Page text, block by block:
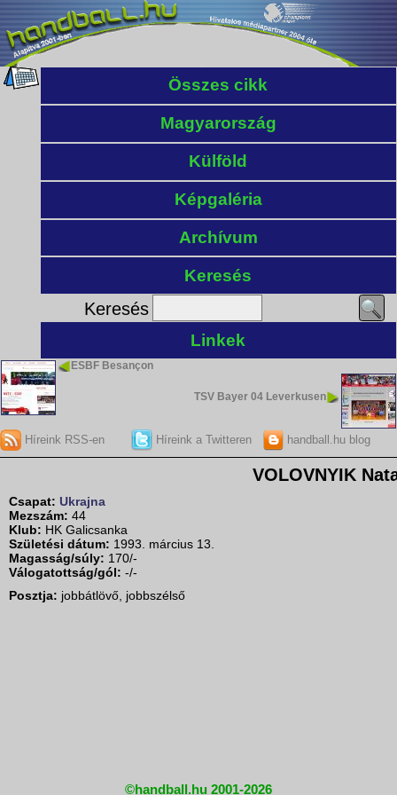
Összes cikk
Magyarország
Külföld
Képgaléria
Archívum
Keresés
Keresés
Linkek
ESBF Besançon
TSV Bayer 04 Leverkusen
Híreink RSS-en Híreink a Twitteren handball.hu blog
VOLOVNYIK
Csapat: Ukrajna
Mezszám: 44
Klub: HK Galicsanka
Születési dátum: 1993. március 13.
Magasság/súly: 170/-
Válogatottság/gól: -/-
Posztja: jobbátlövő, jobbszélső
©handball.hu 2001-2026